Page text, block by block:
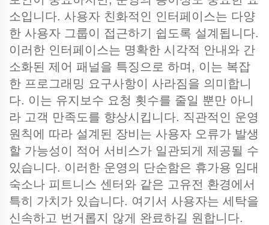
소입니다. 사용자 친화적인 인터페이스는 다양
한 사용자 그룹이 접근하기 쉽도록 설계됩니다.
이러한 인터페이스는 명확한 시각적 안내와 간
소화된 제어 패널을 특징으로 하며, 이는 복잡
한 프로그래밍 요구사항이 사라짐을 의미합니
다. 이는 유지보수 요청 횟수를 줄일 뿐만 아니
라 고객 만족도를 향상시킵니다. 직관적인 운영
원칙에 따라 설계된 장비는 사용자 오류가 발생
할 가능성이 적어 서비스가 일관되게 제공될 수
있습니다. 이러한 운영의 단순함은 휴가용 임대
숙소나 피트니스 센터와 같은 고유전 환경에서
특히 가치가 있습니다. 여기서 사용자는 세탁을
신속하고 번거롭지 않게 완료하길 원합니다.